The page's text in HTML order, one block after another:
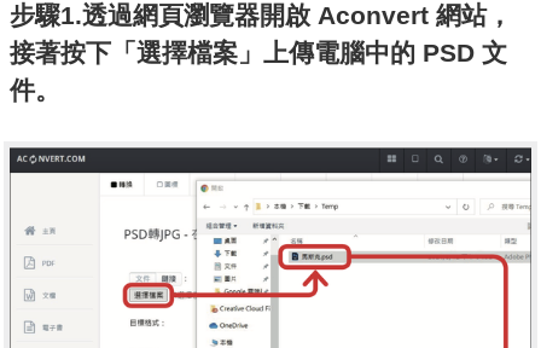
步驟1.透過網頁瀏覽器開啟 Aconvert 網站，
接著按下「選擇檔案」上傳電腦中的 PSD 文
件。